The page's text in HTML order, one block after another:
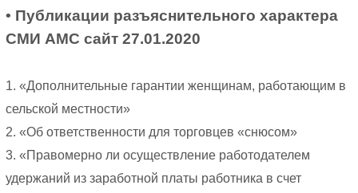
• Публикации разъяснительного характера
СМИ АМС сайт 27.01.2020
1. «Дополнительные гарантии женщинам, работающим в
сельской местности»
2. «Об ответственности для торговцев «снюсом»
3. «Правомерно ли осуществление работодателем
удержаний из заработной платы работника в счет